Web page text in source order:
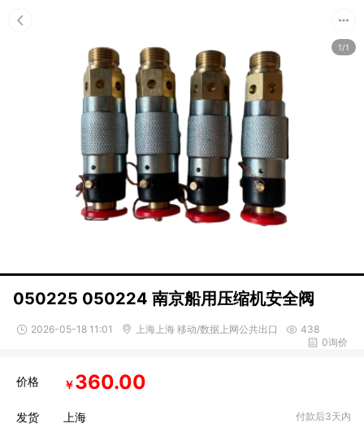
1/1
050225 050224 南京船用压缩机安全阀
2026-05-18 11:01 上海上海 移动/数据上网公共出口
438
0询价
价格 ￥360.00
发货 上海 付款后3天内